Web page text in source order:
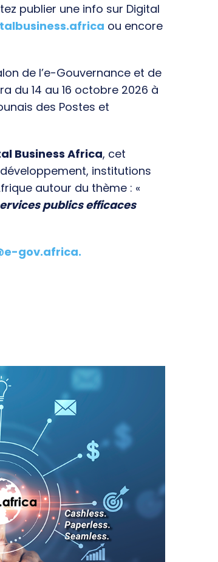
publier une info sur Digital
ou encore
de l’e-Gouvernance et de
du 14 au 16 octobre 2026 à
des Postes et
Business Africa, cet
institutions
autour du thème : «
publics efficaces
gov.africa.